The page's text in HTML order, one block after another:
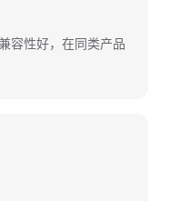
容性好，在同类产品